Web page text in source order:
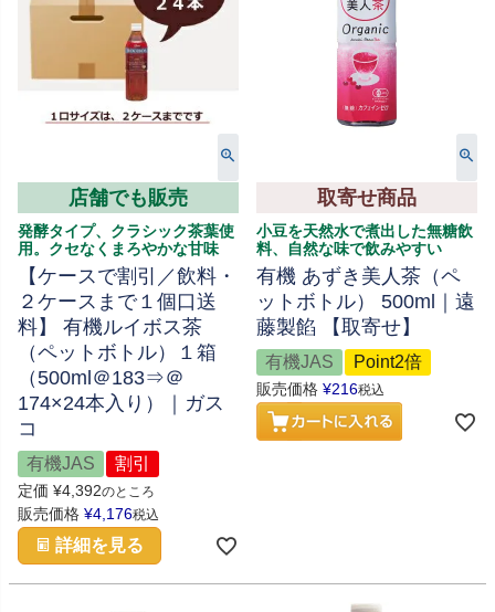
店舗でも販売
発酵タイプ、クラシック茶葉使
用。クセなくまろやかな甘味
【ケースで割引／飲料・
２ケースまで１個口送
料】 有機ルイボス茶
（ペットボトル）１箱
（500ml＠183⇒＠
174×24本入り）｜ガス
コ
有機JAS 割引
定価 ¥4,392のところ
販売価格 ¥4,176税込
詳細を見る
取寄せ商品
小豆を天然水で煮出した無糖飲
料、自然な味で飲みやすい
有機 あずき美人茶（ペ
ットボトル） 500ml｜遠
藤製餡 【取寄せ】
有機JAS Point2倍
販売価格 ¥216税込